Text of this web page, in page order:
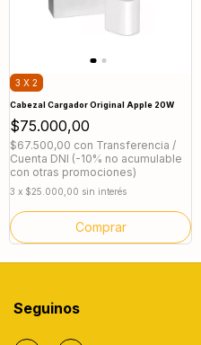
3 X 2
Cabezal Cargador Original Apple 20W
$75.000,00
$67.500,00 con Transferencia /
Cuenta DNI (-10% no acumulable
con otras promociones)
3 x $25.000,00 sin interés
Seguinos